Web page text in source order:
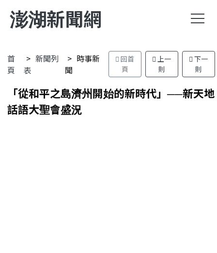
澎湖新聞網
首
頁
新聞列
表
時事新
聞
回首
頁
上一
則
下一
則
「從和平之島濟州開始的新時代」──新天地
話語大聖會盛況